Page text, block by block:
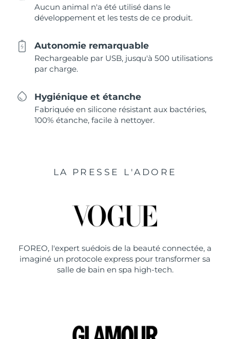
Aucun animal n'a été utilisé dans le
développement et les tests de ce produit.
Autonomie remarquable
Rechargeable par USB, jusqu'à 500 utilisations
par charge.
Hygiénique et étanche
Fabriquée en silicone résistant aux bactéries,
100% étanche, facile à nettoyer.
LA PRESSE L'ADORE
FOREO, l'expert suédois de la beauté connectée, a
imaginé un protocole express pour transformer sa
salle de bain en spa high-tech.